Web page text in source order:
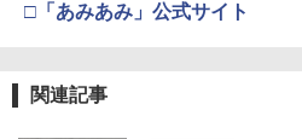
□「あみあみ」公式サイト
関連記事